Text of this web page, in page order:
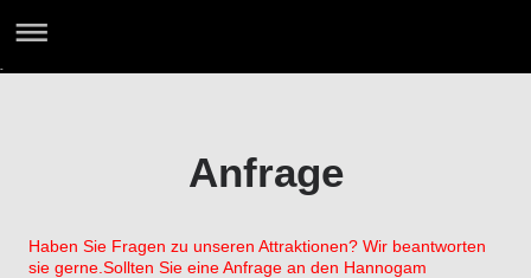
-
Anfrage
Haben Sie Fragen zu unseren Attraktionen? Wir beantworten
sie gerne.Sollten Sie eine Anfrage an den Hannogam